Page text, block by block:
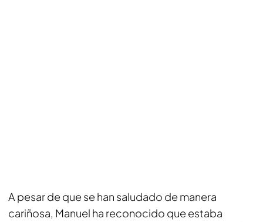
A pesar de que se han saludado de manera
cariñosa, Manuel ha reconocido que estaba